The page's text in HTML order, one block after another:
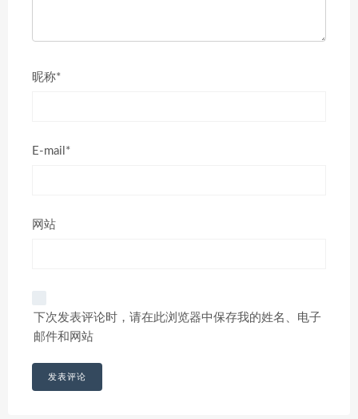
昵称*
E-mail*
网站
下次发表评论时，请在此浏览器中保存我的姓名、电子
邮件和网站